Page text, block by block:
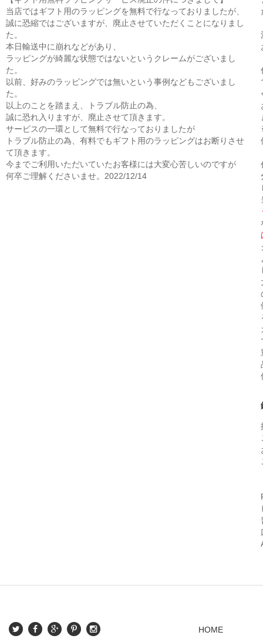
当店ではギフト用のラッピングを無料で行なっておりましたが、
誠に恐縮ではございますが、廃止させていただくことになりまし
た。
本日輸送中に崩れなどがあり、
ラッピングが綺麗な状態ではないというクレームがございまし
た。
以前、好みのラッピングでは無いという事例などもございまし
た。
以上のことを踏まえ、トラブル防止の為、
誠に恐れ入りますが、廃止させて頂きます。
サービスの一環として無料で行なっておりましたが
トラブル防止の為、有料でもギフト用のラッピングはお断りさせ
て頂きます。
今までご利用いただいていたお客様には大変心苦しいのですが
何卒ご理解くださいませ。2022/12/14
HOME